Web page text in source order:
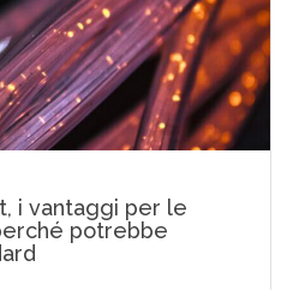
i vantaggi per le
potrebbe